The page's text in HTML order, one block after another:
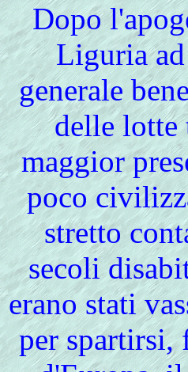
Dopo
Liguria
generale
delle lotte
maggior
poco
stretto
secoli
erano stati
per spartirsi,